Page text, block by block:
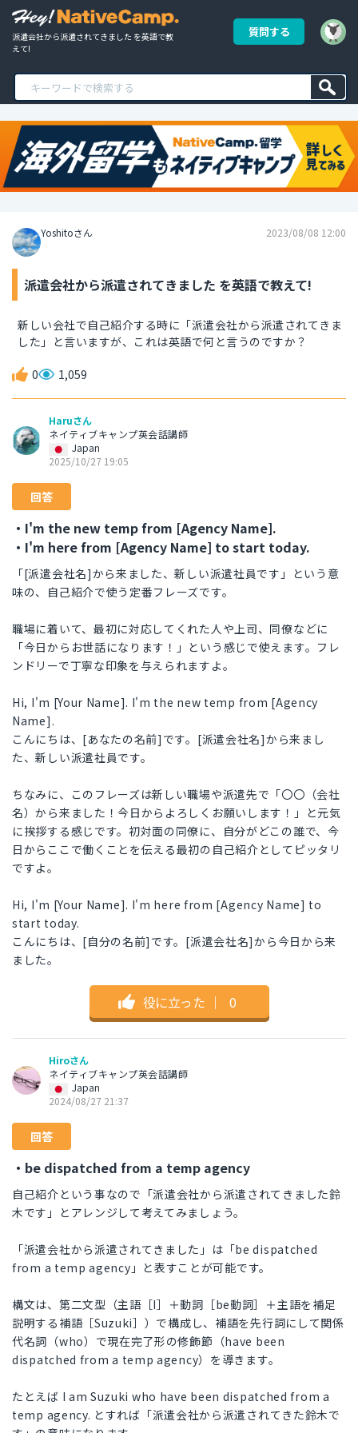
派遣会社から派遣されてきました を英語で教
えて!
質問する
Yoshitoさん 2023/08/08 12:00
派遣会社から派遣されてきました を英語で教えて!
新しい会社で自己紹介する時に「派遣会社から派遣されてきま
した」と言いますが、これは英語で何と言うのですか？
0 1,059
Haruさん
ネイティブキャンプ英会話講師
Japan
2025/10/27 19:05
回答
・I'm the new temp from [Agency Name].
・I'm here from [Agency Name] to start today.
「[派遣会社名]から来ました、新しい派遣社員です」という意
味の、自己紹介で使う定番フレーズです。
職場に着いて、最初に対応してくれた人や上司、同僚などに
「今日からお世話になります！」という感じで使えます。フレ
ンドリーで丁寧な印象を与えられますよ。
Hi, I'm [Your Name]. I'm the new temp from [Agency
Name].
こんにちは、[あなたの名前]です。[派遣会社名]から来まし
た、新しい派遣社員です。
ちなみに、このフレーズは新しい職場や派遣先で「〇〇（会社
名）から来ました！今日からよろしくお願いします！」と元気
に挨拶する感じです。初対面の同僚に、自分がどこの誰で、今
日からここで働くことを伝える最初の自己紹介としてピッタリ
ですよ。
Hi, I'm [Your Name]. I'm here from [Agency Name] to
start today.
こんにちは、[自分の名前]です。[派遣会社名]から今日から来
ました。
役に立った ｜ 0
Hiroさん
ネイティブキャンプ英会話講師
Japan
2024/08/27 21:37
回答
・be dispatched from a temp agency
自己紹介という事なので「派遣会社から派遣されてきました鈴
木です」とアレンジして考えてみましょう。
「派遣会社から派遣されてきました」は「be dispatched
from a temp agency」と表すことが可能です。
構文は、第二文型（主語［I］＋動詞［be動詞］＋主語を補足
説明する補語［Suzuki］）で構成し、補語を先行詞にして関係
代名詞（who）で現在完了形の修飾節（have been
dispatched from a temp agency）を導きます。
たとえば I am Suzuki who have been dispatched from a
temp agency. とすれば「派遣会社から派遣されてきた鈴木で